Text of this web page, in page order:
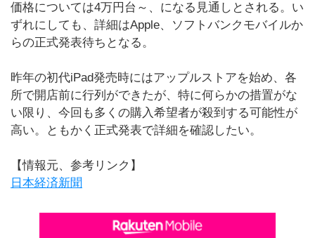
価格については4万円台～、になる見通しとされる。い
ずれにしても、詳細はApple、ソフトバンクモバイルか
らの正式発表待ちとなる。
昨年の初代iPad発売時にはアップルストアを始め、各
所で開店前に行列ができたが、特に何らかの措置がな
い限り、今回も多くの購入希望者が殺到する可能性が
高い。ともかく正式発表で詳細を確認したい。
【情報元、参考リンク】
日本経済新聞